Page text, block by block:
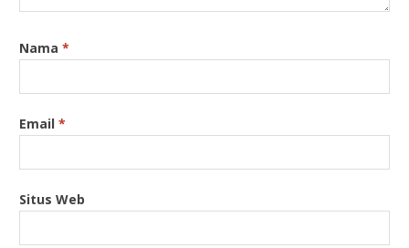
Nama*
Email*
Situs Web